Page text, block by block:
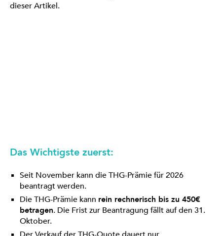
dieser Artikel.
Das Wichtigste zuerst:
Seit November kann die THG-Prämie für 2026
beantragt werden.
Die THG-Prämie kann rein rechnerisch bis zu 450€
betragen. Die Frist zur Beantragung fällt auf den 31.
Oktober.